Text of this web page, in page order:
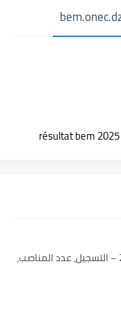
مسابقة الأساتذة 2025 – التسجيل، عدد المناصب،